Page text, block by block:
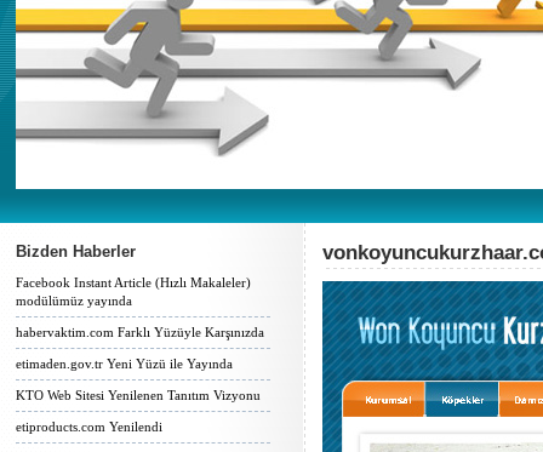
Bizden Haberler
Facebook Instant Article (Hızlı Makaleler)
modülümüz yayında
habervaktim.com Farklı Yüzüyle Karşınızda
etimaden.gov.tr Yeni Yüzü ile Yayında
KTO Web Sitesi Yenilenen Tanıtım Vizyonu
etiproducts.com Yenilendi